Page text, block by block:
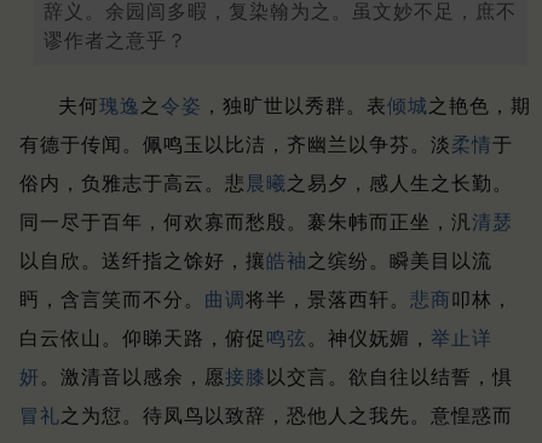
辞义。余园闾多暇，复染翰为之。虽文妙不足，庶不
谬作者之意乎？
夫何瑰逸 之 令姿 ，独旷世以秀群。 表倾城 之艳色，期
有德于传闻。 佩鸣玉以比洁，齐幽兰以争芬。 淡柔情于
俗内，负雅志于高云。 悲 晨曦 之易夕，感人生之长勤。
同一尽于百年，何欢寡而愁殷。 褰朱帏而正坐，汎 清瑟
以自欣。 送纤指之馀好，攘皓袖 之缤纷。 瞬美目以流
眄，含言笑而不分。 曲调 将半，景落西轩。 悲商叩林，
白云依山。 仰睇天路，俯促 鸣弦 。 神仪妩媚， 举止详
妍 。 激清音以感余，愿接膝 以交言。 欲自往以结誓，惧
冒礼之为愆。 待凤鸟以致辞，恐他人之我先。 意惶惑而